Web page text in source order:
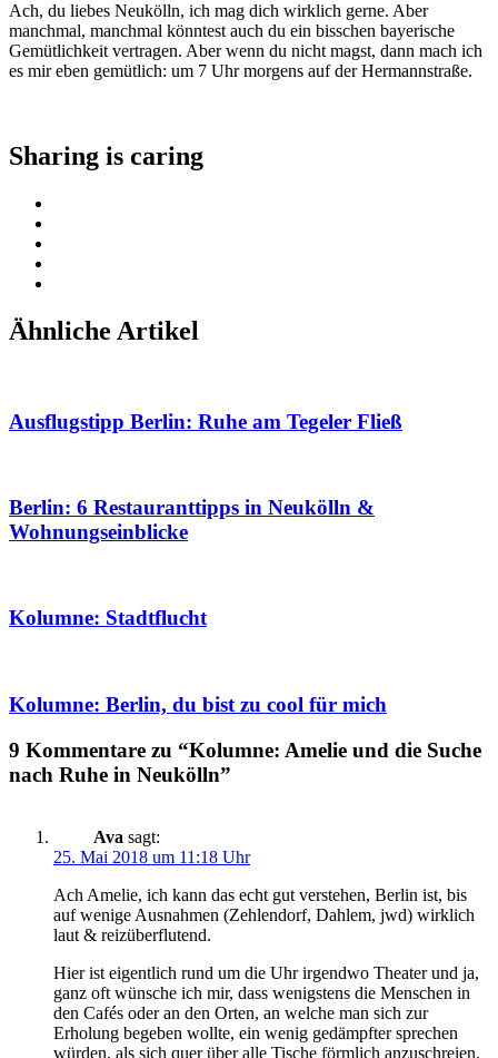
Ach, du liebes Neukölln, ich mag dich wirklich gerne. Aber
manchmal, manchmal könntest auch du ein bisschen bayerische
Gemütlichkeit vertragen. Aber wenn du nicht magst, dann mach ich
es mir eben gemütlich: um 7 Uhr morgens auf der Hermannstraße.
Sharing is caring
Ähnliche Artikel
Ausflugstipp Berlin: Ruhe am Tegeler Fließ
Berlin: 6 Restauranttipps in Neukölln &
Wohnungseinblicke
Kolumne: Stadtflucht
Kolumne: Berlin, du bist zu cool für mich
9 Kommentare zu “Kolumne: Amelie und die Suche
nach Ruhe in Neukölln”
Ava sagt:
25. Mai 2018 um 11:18 Uhr
Ach Amelie, ich kann das echt gut verstehen, Berlin ist, bis
auf wenige Ausnahmen (Zehlendorf, Dahlem, jwd) wirklich
laut & reizüberflutend.
Hier ist eigentlich rund um die Uhr irgendwo Theater und ja,
ganz oft wünsche ich mir, dass wenigstens die Menschen in
den Cafés oder an den Orten, an welche man sich zur
Erholung begeben wollte, ein wenig gedämpfter sprechen
würden, als sich quer über alle Tische förmlich anzuschreien.